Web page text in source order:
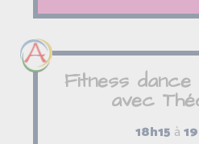
Fitness
avec
18h15 à